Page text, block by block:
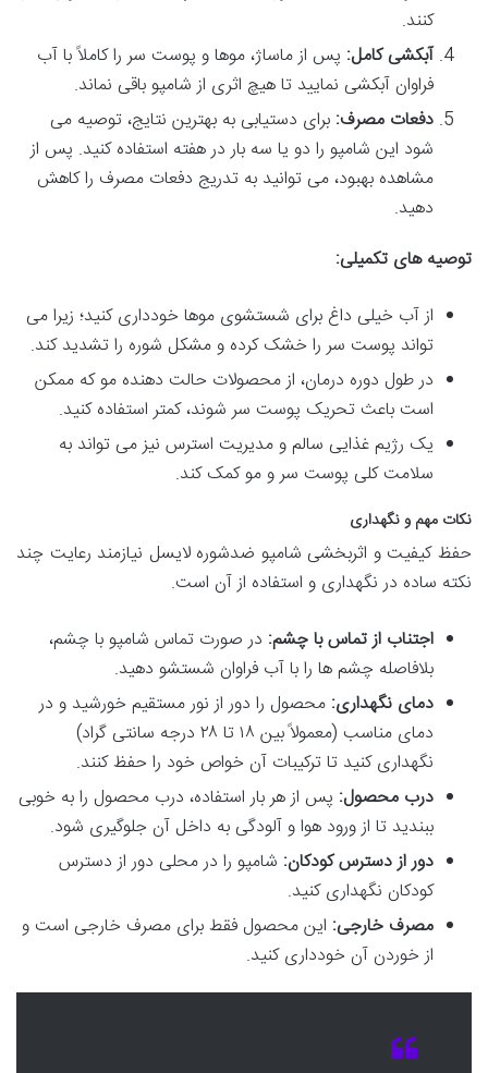
کنند.
آبکشی کامل: پس از ماساژ، موها و پوست سر را کاملاً با آب
فراوان آبکشی نمایید تا هیچ اثری از شامپو باقی نماند.
دفعات مصرف: برای دستیابی به بهترین نتایج، توصیه می
شود این شامپو را دو یا سه بار در هفته استفاده کنید. پس از
مشاهده بهبود، می توانید به تدریج دفعات مصرف را کاهش
دهید.
توصیه های تکمیلی:
از آب خیلی داغ برای شستشوی موها خودداری کنید؛ زیرا می
تواند پوست سر را خشک کرده و مشکل شوره را تشدید کند.
در طول دوره درمان، از محصولات حالت دهنده مو که ممکن
است باعث تحریک پوست سر شوند، کمتر استفاده کنید.
یک رژیم غذایی سالم و مدیریت استرس نیز می تواند به
سلامت کلی پوست سر و مو کمک کند.
نکات مهم و نگهداری
حفظ کیفیت و اثربخشی شامپو ضدشوره لایسل نیازمند رعایت چند
نکته ساده در نگهداری و استفاده از آن است.
اجتناب از تماس با چشم: در صورت تماس شامپو با چشم،
بلافاصله چشم ها را با آب فراوان شستشو دهید.
دمای نگهداری: محصول را دور از نور مستقیم خورشید و در
دمای مناسب (معمولاً بین ۱۸ تا ۲۸ درجه سانتی گراد)
نگهداری کنید تا ترکیبات آن خواص خود را حفظ کنند.
درب محصول: پس از هر بار استفاده، درب محصول را به خوبی
ببندید تا از ورود هوا و آلودگی به داخل آن جلوگیری شود.
دور از دسترس کودکان: شامپو را در محلی دور از دسترس
کودکان نگهداری کنید.
مصرف خارجی: این محصول فقط برای مصرف خارجی است و
از خوردن آن خودداری کنید.